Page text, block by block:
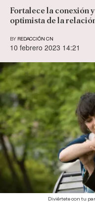
Fortalece la conexión
optimista de la
BY REDACCIÓN CN
10 febrero 2023 14:21
Diviértete con tu